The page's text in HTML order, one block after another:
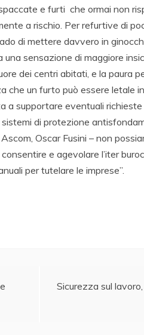
e furti che ormai non
a rischio. Per refurtive di
di mettere davvero in
una sensazione di maggiore
dei centri abitati, e la paura
che un furto può essere letale
a supportare eventuali
di protezione
Oscar Fusini – non
e agevolare l’iter
per tutelare le imprese”.
Sicurezza sul